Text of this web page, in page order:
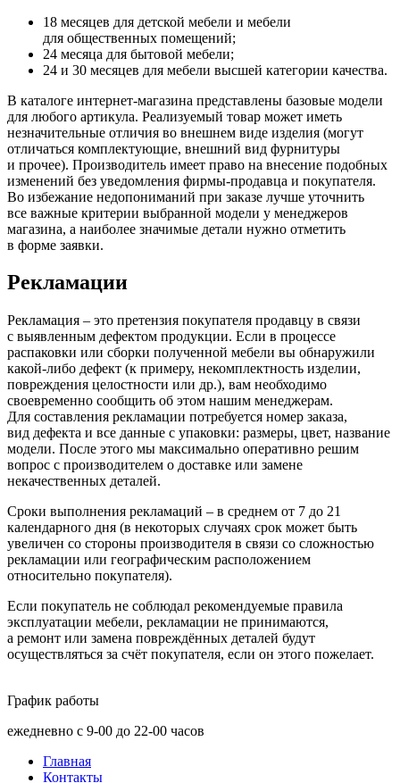
18 месяцев для детской мебели и мебели
для общественных помещений;
24 месяца для бытовой мебели;
24 и 30 месяцев для мебели высшей категории качества.
В каталоге интернет-магазина представлены базовые модели
для любого артикула. Реализуемый товар может иметь
незначительные отличия во внешнем виде изделия (могут
отличаться комплектующие, внешний вид фурнитуры
и прочее). Производитель имеет право на внесение подобных
изменений без уведомления фирмы-продавца и покупателя.
Во избежание недопониманий при заказе лучше уточнить
все важные критерии выбранной модели у менеджеров
магазина, а наиболее значимые детали нужно отметить
в форме заявки.
Рекламации
Рекламация – это претензия покупателя продавцу в связи
с выявленным дефектом продукции. Если в процессе
распаковки или сборки полученной мебели вы обнаружили
какой-либо дефект (к примеру, некомплектность изделии,
повреждения целостности или др.), вам необходимо
своевременно сообщить об этом нашим менеджерам.
Для составления рекламации потребуется номер заказа,
вид дефекта и все данные с упаковки: размеры, цвет, название
модели. После этого мы максимально оперативно решим
вопрос с производителем о доставке или замене
некачественных деталей.
Сроки выполнения рекламаций – в среднем от 7 до 21
календарного дня (в некоторых случаях срок может быть
увеличен со стороны производителя в связи со сложностью
рекламации или географическим расположением
относительно покупателя).
Если покупатель не соблюдал рекомендуемые правила
эксплуатации мебели, рекламации не принимаются,
а ремонт или замена повреждённых деталей будут
осуществляться за счёт покупателя, если он этого пожелает.
График работы
ежедневно с 9-00 до 22-00 часов
Главная
Контакты